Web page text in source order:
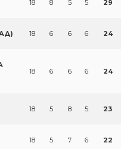
18 8 5 5 29
18 6 6 6 24
18 6 6 6 24
18 5 8 5 23
18 5 7 6 22